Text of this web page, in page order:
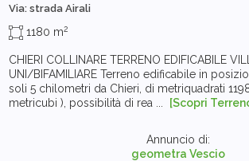
Via: strada Airali
1180 m2
CHIERI COLLINARE TERRENO EDIFICABILE
UNI/BIFAMILIARE Terreno edificabile in
soli 5 chilometri da Chieri, di metriquadrati
metricubi ), possibilità di rea ...
[Scopri
Annuncio di:
geometra Vescio